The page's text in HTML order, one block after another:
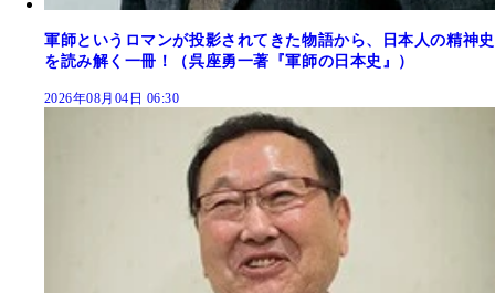
軍師というロマンが投影されてきた物語から、日本人の精神史
を読み解く一冊！（呉座勇一著『軍師の日本史』）
2026年08月04日 06:30